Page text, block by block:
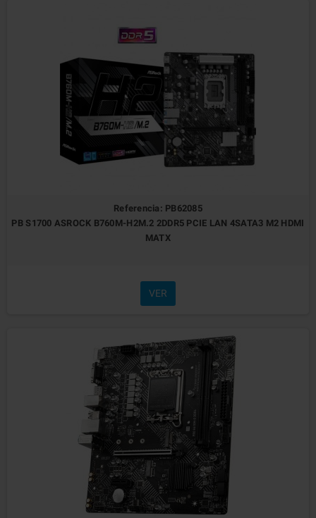
Referencia: PB62085
PB S1700 ASROCK B760M-H2M.2 2DDR5 PCIE LAN 4SATA3 M2 HDMI
MATX
VER